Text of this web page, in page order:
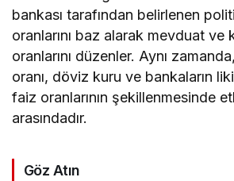
bankası tarafından belirlenen
oranlarını baz alarak mevduat ve
oranlarını düzenler. Aynı
oranı, döviz kuru ve bankaların
faiz oranlarının şekillenmesinde
arasındadır.
Göz Atın